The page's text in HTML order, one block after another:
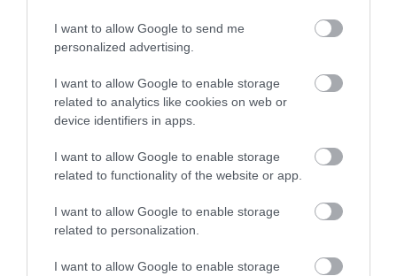
I want to allow Google to send me
personalized advertising.
I want to allow Google to enable storage
related to analytics like cookies on web or
device identifiers in apps.
I want to allow Google to enable storage
related to functionality of the website or app.
I want to allow Google to enable storage
related to personalization.
I want to allow Google to enable storage
Fotó: viralcreek.com